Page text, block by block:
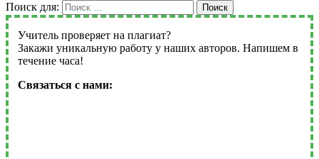
Поиск для: Поиск
Учитель проверяет на плагиат?
Закажи уникальную работу у наших авторов. Напишем в
течение часа!
Связаться с нами: